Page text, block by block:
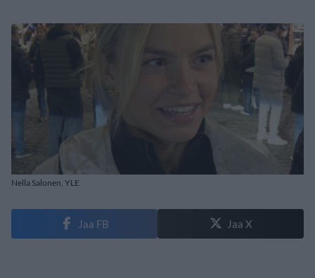
Nella Salonen, YLE
Jaa FB Jaa X